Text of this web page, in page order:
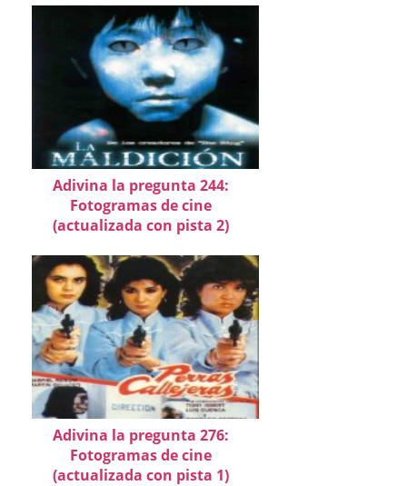
Adivina la pregunta 244:
Fotogramas de cine
(actualizada con pista 2)
Adivina la pregunta 276:
Fotogramas de cine
(actualizada con pista 1)